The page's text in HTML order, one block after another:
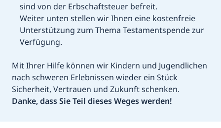
sind von der Erbschaftsteuer befreit.
Weiter unten stellen wir Ihnen eine kostenfreie
Unterstützung zum Thema Testamentspende zur
Verfügung.
Mit Ihrer Hilfe können wir Kindern und Jugendlichen
nach schweren Erlebnissen wieder ein Stück
Sicherheit, Vertrauen und Zukunft schenken.
Danke, dass Sie Teil dieses Weges werden!